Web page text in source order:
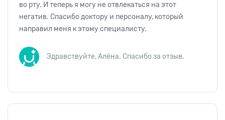
во рту. И теперь я могу не отвлекаться на этот
негатив. Спасибо доктору и персоналу, который
направил меня к этому специалисту.
Здравствуйте, Алёна. Спасибо за отзыв.